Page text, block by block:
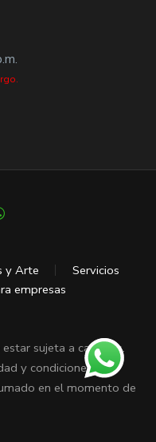
y Arte
Servicios
empresas
sujeta a cambios.
y condiciones vía
en el momento de